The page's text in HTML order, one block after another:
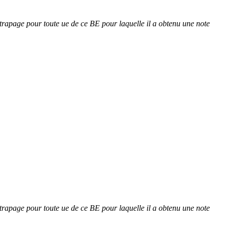
pour toute ue de ce BE pour laquelle il a obtenu une note
pour toute ue de ce BE pour laquelle il a obtenu une note